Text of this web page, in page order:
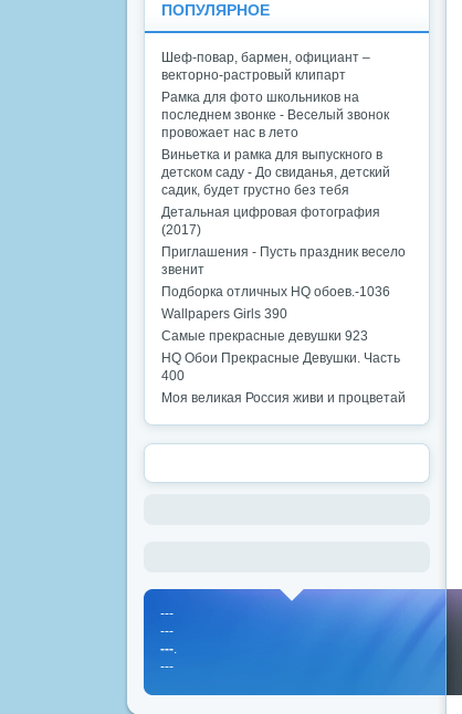
ПОПУЛЯРНОЕ
Шеф-повар, бармен, официант –
векторно-растровый клипарт
Рамка для фото школьников на
последнем звонке - Веселый звонок
провожает нас в лето
Виньетка и рамка для выпускного в
детском саду - До свиданья, детский
садик, будет грустно без тебя
Детальная цифровая фотография
(2017)
Приглашения - Пусть праздник весело
звенит
Подборка отличных HQ обоев.-1036
Wallpapers Girls 390
Самые прекрасные девушки 923
HQ Обои Прекрасные Девушки. Часть
400
Моя великая Россия живи и процветай
---
---
---.
---